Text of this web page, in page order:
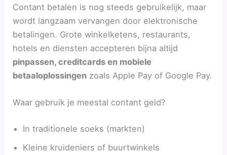
Contant betalen is nog steeds gebruikelijk, maar
wordt langzaam vervangen door elektronische
betalingen. Grote winkelketens, restaurants,
hotels en diensten accepteren bijna altijd
pinpassen, creditcards en mobiele
betaaloplossingen zoals Apple Pay of Google Pay.
Waar gebruik je meestal contant geld?
In traditionele soeks (markten)
Kleine kruideniers of buurtwinkels